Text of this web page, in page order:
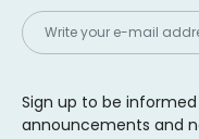
Sign up to be
announcements and